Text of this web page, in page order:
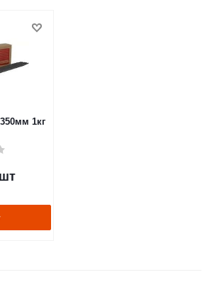
1кг